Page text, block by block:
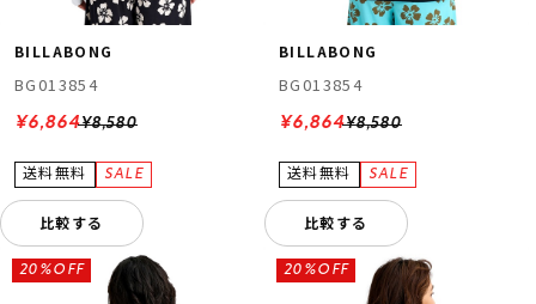
BILLABONG
BG013854
¥8,580
¥6,864
比較する
BILLABONG
BG013854
¥8,580
¥6,864
比較する
20%OFF 20%OFF